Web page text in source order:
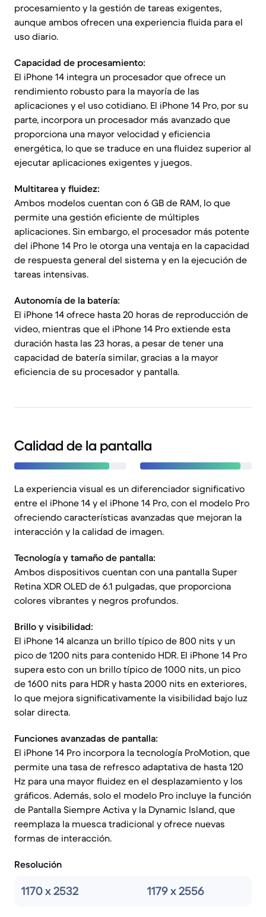
procesamiento y la gestión de tareas exigentes,
aunque ambos ofrecen una experiencia fluida para el
uso diario.
Capacidad de procesamiento:
El iPhone 14 integra un procesador que ofrece un
rendimiento robusto para la mayoría de las
aplicaciones y el uso cotidiano. El iPhone 14 Pro, por su
parte, incorpora un procesador más avanzado que
proporciona una mayor velocidad y eficiencia
energética, lo que se traduce en una fluidez superior al
ejecutar aplicaciones exigentes y juegos.
Multitarea y fluidez:
Ambos modelos cuentan con 6 GB de RAM, lo que
permite una gestión eficiente de múltiples
aplicaciones. Sin embargo, el procesador más potente
del iPhone 14 Pro le otorga una ventaja en la capacidad
de respuesta general del sistema y en la ejecución de
tareas intensivas.
Autonomía de la batería:
El iPhone 14 ofrece hasta 20 horas de reproducción de
video, mientras que el iPhone 14 Pro extiende esta
duración hasta las 23 horas, a pesar de tener una
capacidad de batería similar, gracias a la mayor
eficiencia de su procesador y pantalla.
Calidad de la pantalla
La experiencia visual es un diferenciador significativo
entre el iPhone 14 y el iPhone 14 Pro, con el modelo Pro
ofreciendo características avanzadas que mejoran la
interacción y la calidad de imagen.
Tecnología y tamaño de pantalla:
Ambos dispositivos cuentan con una pantalla Super
Retina XDR OLED de 6.1 pulgadas, que proporciona
colores vibrantes y negros profundos.
Brillo y visibilidad:
El iPhone 14 alcanza un brillo típico de 800 nits y un
pico de 1200 nits para contenido HDR. El iPhone 14 Pro
supera esto con un brillo típico de 1000 nits, un pico
de 1600 nits para HDR y hasta 2000 nits en exteriores,
lo que mejora significativamente la visibilidad bajo luz
solar directa.
Funciones avanzadas de pantalla:
El iPhone 14 Pro incorpora la tecnología ProMotion, que
permite una tasa de refresco adaptativa de hasta 120
Hz para una mayor fluidez en el desplazamiento y los
gráficos. Además, solo el modelo Pro incluye la función
de Pantalla Siempre Activa y la Dynamic Island, que
reemplaza la muesca tradicional y ofrece nuevas
formas de interacción.
Resolución
1170 x 2532 1179 x 2556